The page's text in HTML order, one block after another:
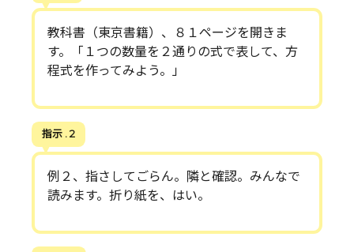
教科書（東京書籍）、８１ページを開きま
す。「１つの数量を２通りの式で表して、方
程式を作ってみよう。」
指示 . 2
例２、指さしてごらん。隣と確認。みんなで
読みます。折り紙を、はい。